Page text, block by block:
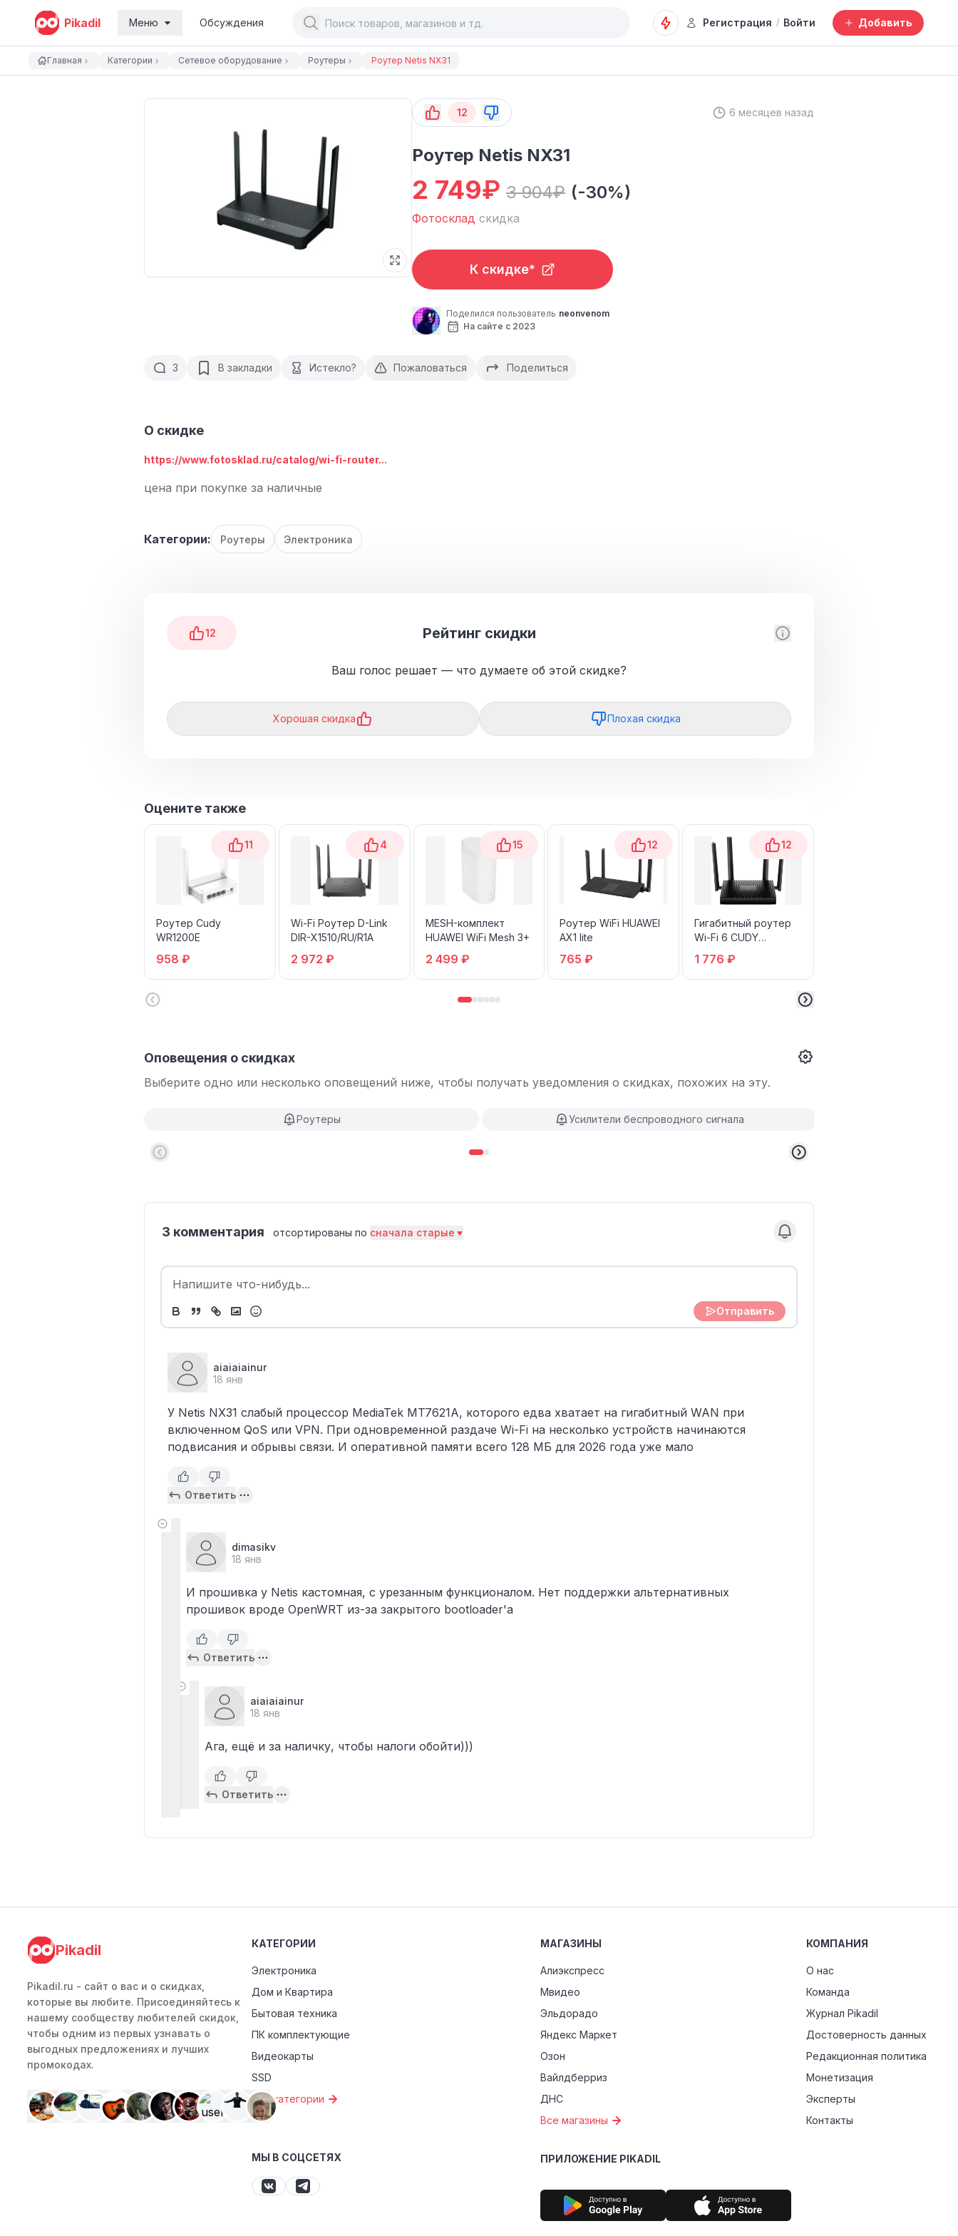
Pikadil Меню Обсуждения Регистрация / Войти Добавить
Главная Категории Сетевое оборудование Роутеры Роутер Netis NX31
12 6 месяцев назад
Роутер Netis NX31
2 749₽ 3 904₽ (-30%)
Фотосклад скидка
К скидке*
Поделился пользователь neonvenom
На сайте с 2023
3 В закладки Истекло? Пожаловаться Поделиться
О скидке
https://www.fotosklad.ru/catalog/wi-fi-router...
цена при покупке за наличные
Категории: Роутеры Электроника
12 Рейтинг скидки
Ваш голос решает — что думаете об этой скидке?
Хорошая скидка Плохая скидка
Оцените также
11
Роутер Cudy
WR1200E
958 ₽
4
Wi-Fi Роутер D-Link
DIR-X1510/RU/R1A
2 972 ₽
15
MESH-комплект
HUAWEI WiFi Mesh 3+
2 499 ₽
12
Роутер WiFi HUAWEI
AX1 lite
765 ₽
12
Гигабитный роутер
Wi-Fi 6 CUDY
1 776 ₽
Оповещения о скидках
Выберите одно или несколько оповещений ниже, чтобы получать уведомления о скидках, похожих на эту.
Роутеры Усилители беспроводного сигнала
3 комментария отсортированы по сначала старые
Отправить
aiaiaiainur
18 янв
У Netis NX31 слабый процессор MediaTek MT7621A, которого едва хватает на гигабитный WAN при
включенном QoS или VPN. При одновременной раздаче Wi-Fi на несколько устройств начинаются
подвисания и обрывы связи. И оперативной памяти всего 128 МБ для 2026 года уже мало
Ответить
dimasikv
18 янв
И прошивка у Netis кастомная, с урезанным функционалом. Нет поддержки альтернативных
прошивок вроде OpenWRT из-за закрытого bootloader'а
Ответить
aiaiaiainur
18 янв
Ага, ещё и за наличку, чтобы налоги обойти)))
Ответить
Pikadil
Pikadil.ru - cайт о вас и о скидках,
которые вы любите. Присоединяйтесь к
нашему сообществу любителей скидок,
чтобы одним из первых узнавать о
выгодных предложениях и лучших
промокодах.
КАТЕГОРИИ
Электроника
Дом и Квартира
Бытовая техника
ПК комплектующие
Видеокарты
SSD
Все категории
МАГАЗИНЫ
Алиэкспресс
Мвидео
Эльдорадо
Яндекс Маркет
Озон
Вайлдберриз
ДНС
Все магазины
КОМПАНИЯ
О нас
Команда
Журнал Pikadil
Достоверность данных
Редакционная политика
Монетизация
Эксперты
Контакты
МЫ В СОЦСЕТЯХ ПРИЛОЖЕНИЕ PIKADIL